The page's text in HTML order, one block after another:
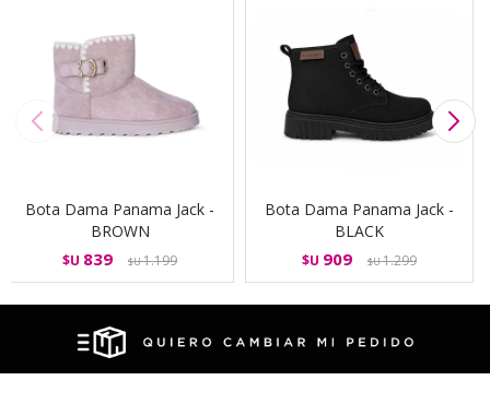
Bota Dama Panama Jack -
BROWN
$U 839 $U1.199
Bota Dama Panama Jack -
BLACK
$U 909 $U1.299